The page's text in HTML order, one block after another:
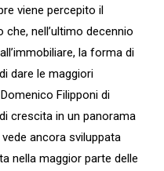
viene percepito il
nell’ultimo decennio
la forma di
dare le maggiori
Filipponi di
crescita in un panorama
ancora sviluppata
nella maggior parte delle